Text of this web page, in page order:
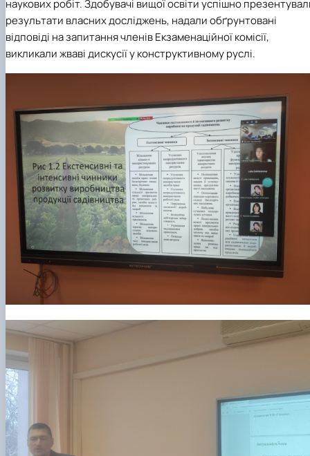
наукових робіт. Здобувачі вищої освіти успішно
результати власних досліджень, надали обґрунтовані
відповіді на запитання членів Екзаменаційної комісії,
викликали жваві дискусії у конструктивному руслі.